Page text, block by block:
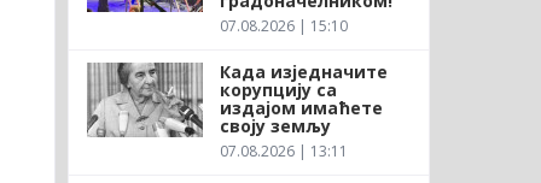
07.08.2026 | 15:10
Када изједначите
корупцију са
издајом имаћете
своју земљу
07.08.2026 | 13:11